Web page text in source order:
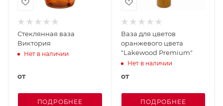
Стеклянная ваза
Виктория
Нет в наличии
от
ПОДРОБНЕЕ
Ваза для цветов
оранжевого цвета
"Lakewood Premium"
Нет в наличии
от
ПОДРОБНЕЕ